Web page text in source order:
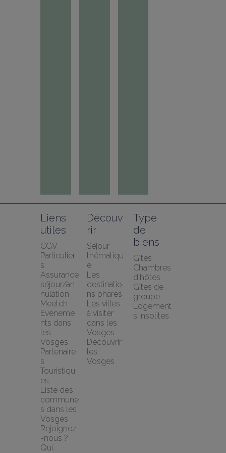
Liens
utiles
CGV
Particulier
s
Assurance
séjour/an
nulation
Meetch
Evèneme
nts dans
les
Vosges
Partenaire
s
Touristiqu
es
Liste des
commune
s dans les
Vosges
Rejoignez
-nous ?
Qui
Découv
rir
Séjour
thématiqu
e
Les
destinatio
ns phares
Les villes
à visiter
dans les
Vosges
Découvrir
les
Vosges
Type
de
biens
Gîtes
Chambres
d’hôtes
Gîtes de
groupe
Logement
s insolites